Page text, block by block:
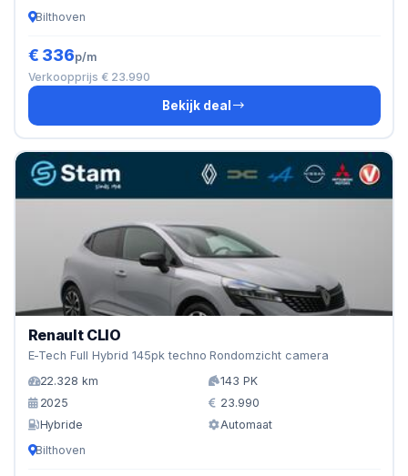
Bilthoven
€ 336p/m
Verkoopprijs € 23.990
Bekijk deal
Renault CLIO
E-Tech Full Hybrid 145pk techno Rondomzicht camera
22.328 km
143 PK
2025
23.990
Hybride
Automaat
Bilthoven